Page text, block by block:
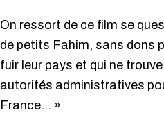
On ressort de ce film se
de petits Fahim, sans dons
fuir leur pays et qui ne
autorités administratives
France… »